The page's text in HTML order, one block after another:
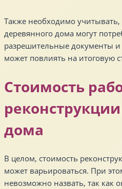
Также необходимо учитывать,
деревянного дома могут
разрешительные документы и
может повлиять на итоговую
Стоимость
дома
В целом, стоимость
может варьироваться. При
невозможно назвать, так как